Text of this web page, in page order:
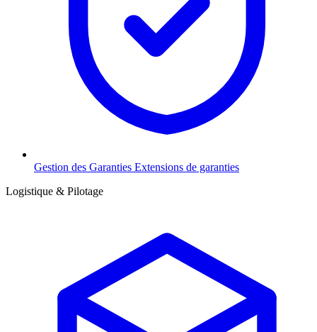
Gestion des Garanties Extensions de garanties
Logistique & Pilotage